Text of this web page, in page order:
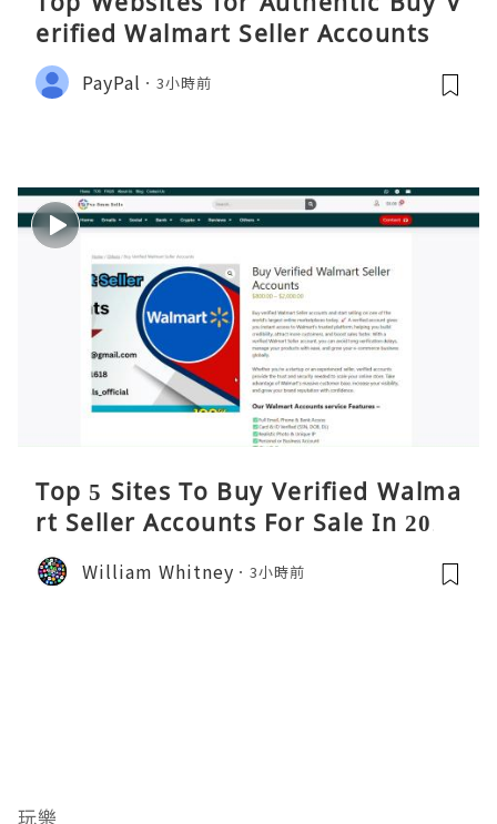
erified Walmart Seller Accounts
PayPal 3小時前
Top 5 Sites To Buy Verified Walma
rt Seller Accounts For Sale In 2026
William Whitney 3小時前
玩樂